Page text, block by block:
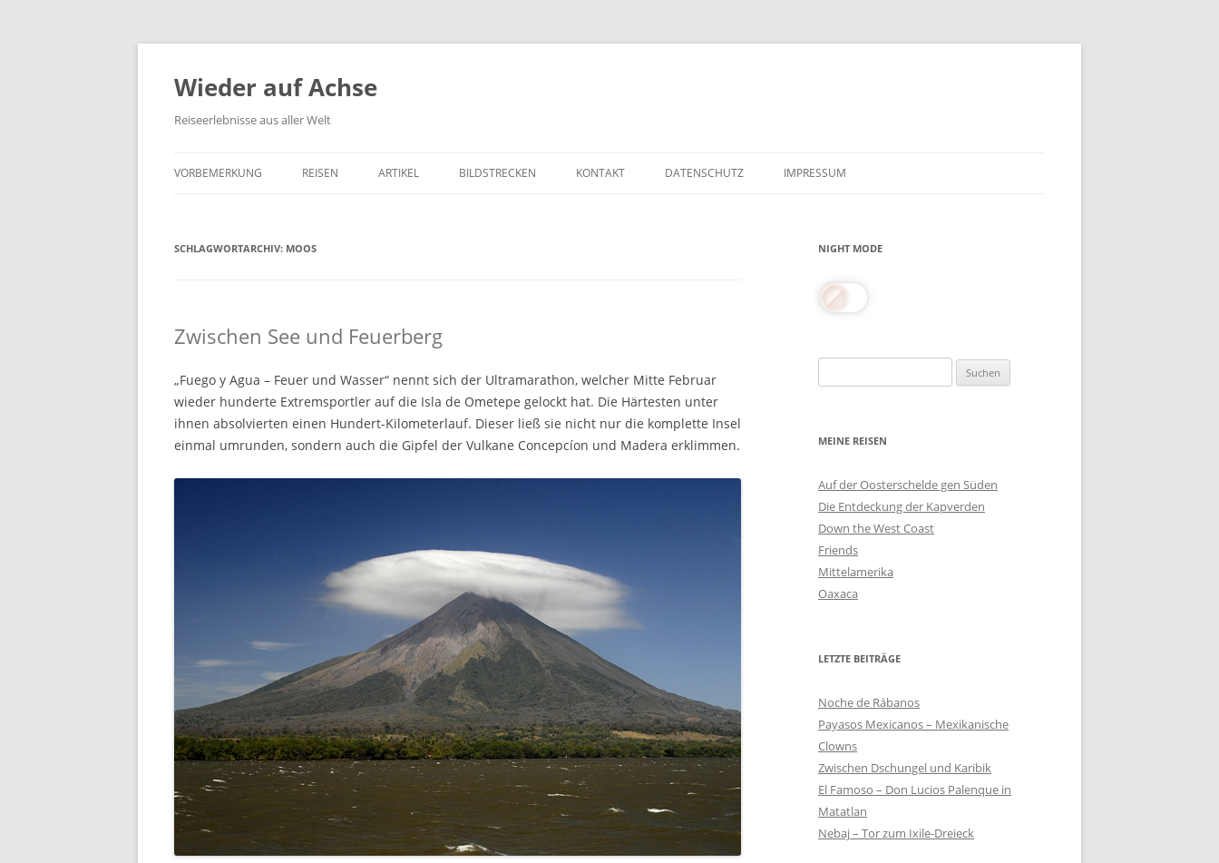
Wieder auf Achse
Reiseerlebnisse aus aller Welt
VORBEMERKUNG REISEN ARTIKEL BILDSTRECKEN KONTAKT DATENSCHUTZ IMPRESSUM
SCHLAGWORTARCHIV: MOOS
Zwischen See und Feuerberg
„Fuego y Agua – Feuer und Wasser“ nennt sich der Ultramarathon, welcher Mitte Februar
wieder hunderte Extremsportler auf die Isla de Ometepe gelockt hat. Die Härtesten unter
ihnen absolvierten einen Hundert-Kilometerlauf. Dieser ließ sie nicht nur die komplette Insel
einmal umrunden, sondern auch die Gipfel der Vulkane Concepcíon und Madera erklimmen.
NIGHT MODE
nach:
MEINE REISEN
Auf der Oosterschelde gen Süden
Die Entdeckung der Kapverden
Down the West Coast
Friends
Mittelamerika
Oaxaca
LETZTE BEITRÄGE
Noche de Rábanos
Payasos Mexicanos – Mexikanische
Clowns
Zwischen Dschungel und Karibik
El Famoso – Don Lucios Palenque in
Matatlan
Nebaj – Tor zum Ixile-Dreieck